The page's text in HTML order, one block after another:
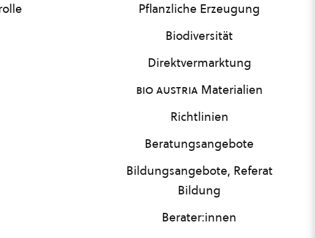
Pflanzliche Erzeugung
Biodiversität
Direktvermarktung
bio austriaMaterialien
Richtlinien
Beratungsangebote
Bildungsangebote, Referat
Bildung
Berater:innen